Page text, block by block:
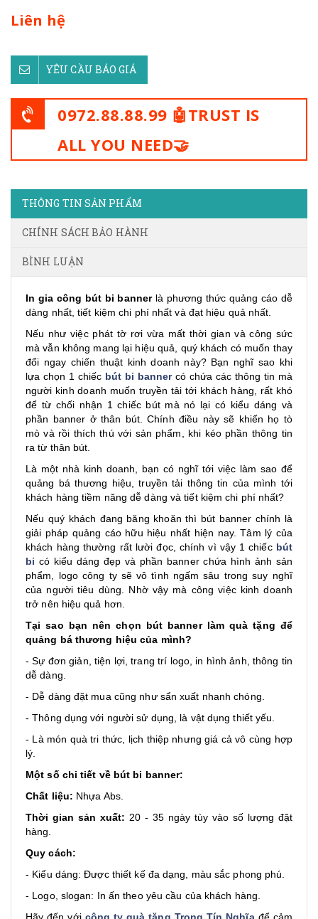
Liên hệ
YÊU CẦU BÁO GIÁ
0972.88.88.99 🤖TRUST IS
ALL YOU NEED🤝
THÔNG TIN SẢN PHẨM
CHÍNH SÁCH BẢO HÀNH
BÌNH LUẬN
In gia công bút bi bannerlà phương thức quảng cáo dễ
dàng nhất, tiết kiệm chi phí nhất và đạt hiệu quả nhất.
Nếu như việc phát tờ rơi vừa mất thời gian và công sức
mà vẫn không mang lại hiệu quả, quý khách có muốn thay
đổi ngay chiến thuật kinh doanh này? Bạn nghĩ sao khi
lựa chọn 1 chiếc bút bi bannercó chứa các thông tin mà
người kinh doanh muốn truyền tải tới khách hàng, rất khó
để từ chối nhận 1 chiếc bút mà nó lại có kiểu dáng và
phần banner ở thân bút. Chính điều này sẽ khiến họ tò
mò và rồi thích thú với sản phẩm, khi kéo phần thông tin
ra từ thân bút.
Là một nhà kinh doanh, bạn có nghĩ tới việc làm sao để
quảng bá thương hiệu, truyền tải thông tin của mình tới
khách hàng tiềm năng dễ dàng và tiết kiệm chi phí nhất?
Nếu quý khách đang băng khoăn thì bút banner chính là
giải pháp quảng cáo hữu hiệu nhất hiện nay. Tâm lý của
khách hàng thường rất lười đọc, chính vì vậy 1 chiếc bút
bi có kiểu dáng đẹp và phần banner chứa hình ảnh sản
phẩm, logo công ty sẽ vô tình ngấm sâu trong suy nghĩ
của người tiêu dùng. Nhờ vậy mà công việc kinh doanh
trở nên hiệu quả hơn.
Tại sao bạn nên chọn bút banner làm quà tặng để
quảng bá thương hiệu của mình?
- Sự đơn giản, tiện lợi, trang trí logo, in hình ảnh, thông tin
dễ dàng.
- Dễ dàng đặt mua cũng như sẩn xuất nhanh chóng.
- Thông dụng với người sử dụng, là vật dụng thiết yếu.
- Là món quà tri thức, lịch thiệp nhưng giá cả vô cùng hợp
lý.
Một số chi tiết về bút bi banner:
Chất liệu: Nhựa Abs.
Thời gian sản xuất: 20 - 35 ngày tùy vào số lượng đặt
hàng.
Quy cách:
- Kiểu dáng: Được thiết kế đa dạng, màu sắc phong phú.
- Logo, slogan: In ấn theo yêu cầu của khách hàng.